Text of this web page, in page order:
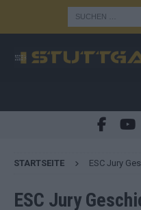
STARTSEITE ESC Jury
ESC Jury